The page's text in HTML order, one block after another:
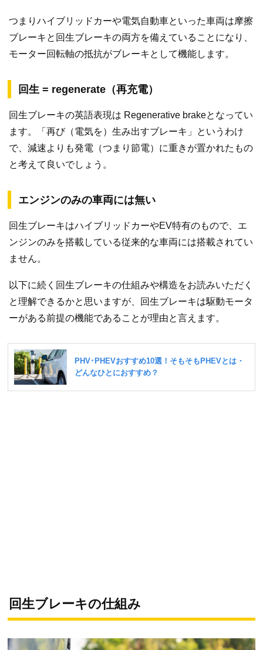
つまりハイブリッドカーや電気自動車といった車両は摩擦
ブレーキと回生ブレーキの両方を備えていることになり、
モーター回転軸の抵抗がブレーキとして機能します。
回生 = regenerate（再充電）
回生ブレーキの英語表現は Regenerative brakeとなってい
ます。「再び（電気を）生み出すブレーキ」というわけ
で、減速よりも発電（つまり節電）に重きが置かれたもの
と考えて良いでしょう。
エンジンのみの車両には無い
回生ブレーキはハイブリッドカーやEV特有のもので、エ
ンジンのみを搭載している従来的な車両には搭載されてい
ません。
以下に続く回生ブレーキの仕組みや構造をお読みいただく
と理解できるかと思いますが、回生ブレーキは駆動モータ
ーがある前提の機能であることが理由と言えます。
回生ブレーキの仕組み